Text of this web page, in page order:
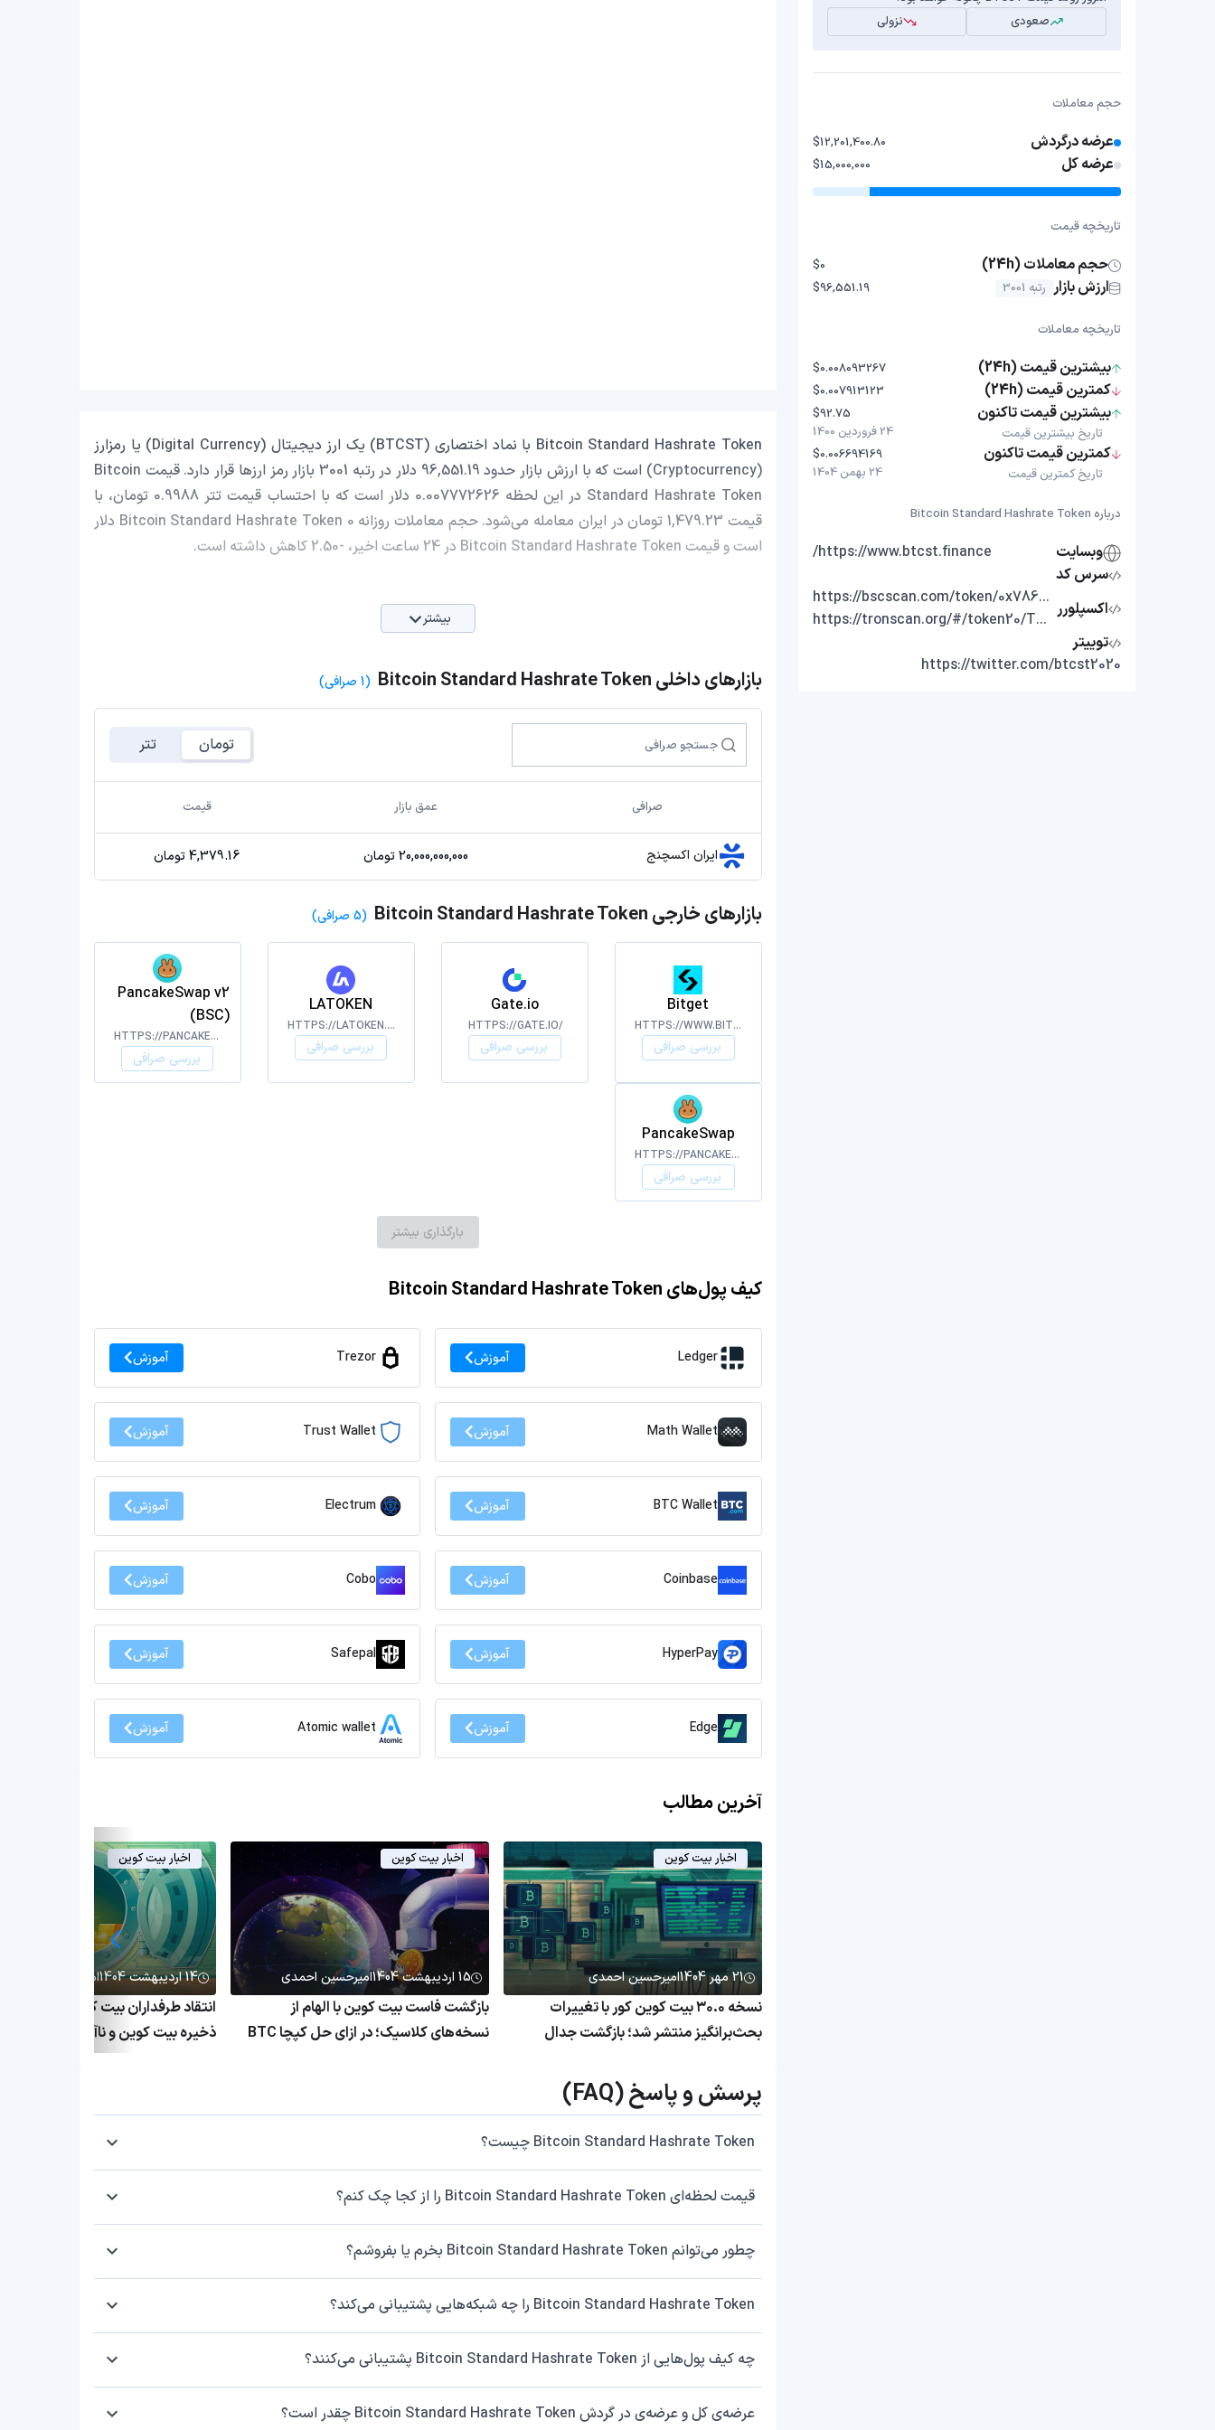
صعودی
نزولی
حجم معاملات
عرضه درگردش $12,201,400.80
عرضه کل $15,000,000
تاریخچه قیمت
حجم معاملات (24h) $0
ارزش بازار رتبه 3001 $96,551.19
تاریخچه معاملات
بیشترین قیمت (24h) $0.008093267
کمترین قیمت (24h) $0.007913123
بیشترین قیمت تاکنون
تاریخ بیشترین قیمت
$92.75
24 فروردین 1400
کمترین قیمت تاکنون
تاریخ کمترین قیمت
$0.006694169
24 بهمن 1404
درباره Bitcoin Standard Hashrate Token
وبسایت
https://www.btcst.finance/
سرس کد
اکسپلورر
https://bscscan.com/token/0x78650b139471520656b9e7aa7a5e9276814a38e9
https://tronscan.org/#/token20/TFVge5Nb6or8cpdtdwPuXSGqLHpj3PM9Rp
توییتر
https://twitter.com/btcst2020
Bitcoin Standard Hashrate Token با نماد اختصاری (BTCST) یک ارز دیجیتال (Digital Currency) یا رمزارز
(Cryptocurrency) است که با ارزش بازار حدود 96,551.19 دلار در رتبه 3001 بازار رمز ارزها قرار دارد. قیمت Bitcoin
Standard Hashrate Token در این لحظه 0.007772626 دلار است که با احتساب قیمت تتر 0.9988 تومان، با
قیمت 1,479.23 تومان در ایران معامله می‌شود. حجم معاملات روزانه Bitcoin Standard Hashrate Token 0 دلار
است و قیمت Bitcoin Standard Hashrate Token در 24 ساعت اخیر، -2.50 کاهش داشته است.
بیشتر
بازارهای داخلی Bitcoin Standard Hashrate Token (1 صرافی)
تومان تتر
صرافی عمق بازار قیمت
ایران اکسچنج 20,000,000,000 تومان 4,379.16 تومان
بازارهای خارجی Bitcoin Standard Hashrate Token (5 صرافی)
Bitget
HTTPS://WWW.BITGET.COM
بررسی صرافی
Gate.io
HTTPS://GATE.IO/
بررسی صرافی
LATOKEN
HTTPS://LATOKEN.COM/
بررسی صرافی
PancakeSwap v2
(BSC)
HTTPS://PANCAKESWAP.FINANCE/
بررسی صرافی
PancakeSwap
HTTPS://PANCAKESWAP.FINANCE/
بررسی صرافی
بارگذاری بیشتر
کیف پول‌های Bitcoin Standard Hashrate Token
Ledger آموزش Trezor آموزش
Math Wallet آموزش Trust Wallet آموزش
BTC Wallet آموزش Electrum آموزش
Coinbase آموزش Cobo آموزش
HyperPay آموزش Safepal آموزش
Edge آموزش Atomic wallet آموزش
آخرین مطالب
اخبار بیت کوین
21 مهر 1404 امیرحسین احمدی
نسخه ۳۰.۰ بیت کوین کور با تغییرات
بحث‌برانگیز منتشر شد؛ بازگشت جدال
اخبار بیت کوین
15 اردیبهشت 1404 امیرحسین احمدی
بازگشت فاست بیت کوین با الهام از
نسخه‌های کلاسیک؛ در ازای حل کپچا BTC
اخبار بیت کوین
14 اردیبهشت 1404 امیرحسین احمدی
انتقاد طرفداران بیت کوین از وتو
ذخیره بیت کوین و ناآگاهی فرماندار
پرسش و پاسخ (FAQ)
Bitcoin Standard Hashrate Token چیست؟
قیمت لحظه‌ای Bitcoin Standard Hashrate Token را از کجا چک کنم؟
چطور می‌توانم Bitcoin Standard Hashrate Token بخرم یا بفروشم؟
Bitcoin Standard Hashrate Token را چه شبکه‌هایی پشتیبانی می‌کند؟
چه کیف پول‌هایی از Bitcoin Standard Hashrate Token پشتیبانی می‌کنند؟
عرضه‌ی کل و عرضه‌ی در گردش Bitcoin Standard Hashrate Token چقدر است؟